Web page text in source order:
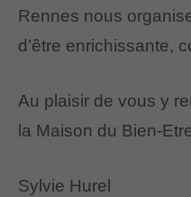
Rennes nous
d’être enrichissante,
Au plaisir de vous y
la Maison du Bien-
Sylvie Hurel